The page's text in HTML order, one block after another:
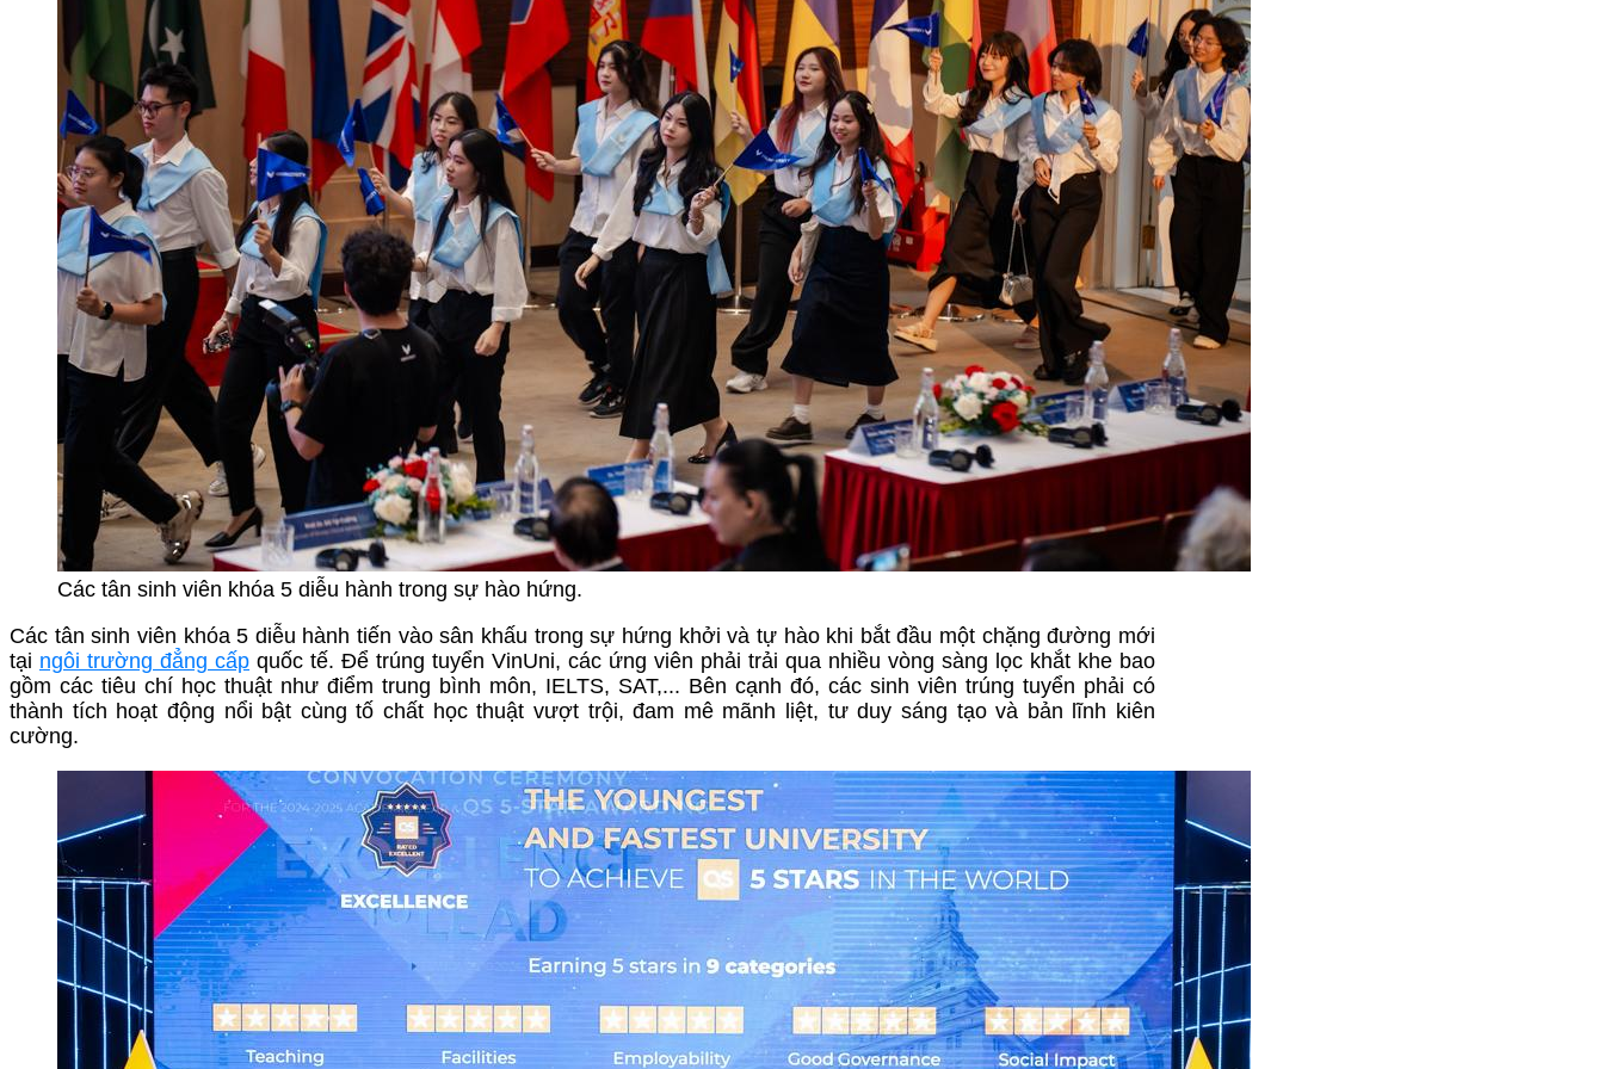
Các tân sinh viên khóa 5 diễu hành trong sự hào hứng.
Các tân sinh viên khóa 5 diễu hành tiến vào sân khấu trong sự hứng khởi và tự hào khi bắt đầu một chặng đường mới
tại ngôi trường đẳng cấp quốc tế. Để trúng tuyển VinUni, các ứng viên phải trải qua nhiều vòng sàng lọc khắt khe bao
gồm các tiêu chí học thuật như điểm trung bình môn, IELTS, SAT,... Bên cạnh đó, các sinh viên trúng tuyển phải có
thành tích hoạt động nổi bật cùng tố chất học thuật vượt trội, đam mê mãnh liệt, tư duy sáng tạo và bản lĩnh kiên
cường.